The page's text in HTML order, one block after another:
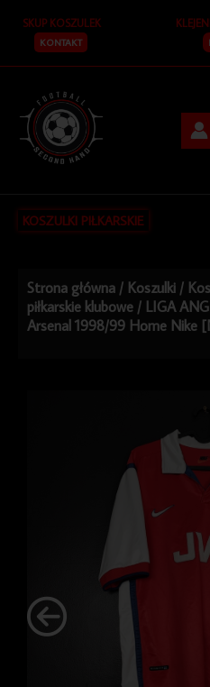
treści
SKUP KOSZULEK
KONTAKT
KOSZULKI PIŁKARSKIE
Strona główna / Koszulki /
piłkarskie klubowe / LIGA
Arsenal 1998/99 Home Nike